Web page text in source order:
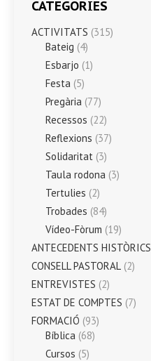
CATEGORIES
ACTIVITATS (315)
Bateig (4)
Esbarjo (1)
Festa (5)
Pregària (77)
Recessos (22)
Reflexions (37)
Solidaritat (3)
Taula rodona (3)
Tertulies (2)
Trobades (84)
Vídeo-Fòrum (19)
ANTECEDENTS HISTÒRICS
CONSELL PASTORAL (2)
ENTREVISTES (2)
ESTAT DE COMPTES (7)
FORMACIÓ (93)
Bíblica (68)
Cursos (5)